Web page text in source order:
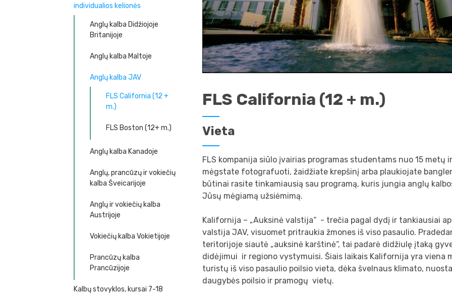
individualios kelionės
Anglų kalba Didžiojoje
Britanijoje
Anglų kalba Maltoje
Anglų kalba JAV
FLS California (12 +
m.)
FLS Boston (12+ m.)
Anglų kalba Kanadoje
Anglų, prancūzų ir vokiečių
kalba Šveicarijoje
Anglų ir vokiečių kalba
Austrijoje
Vokiečių kalba Vokietijoje
Prancūzų kalba
Prancūzijoje
Kalbų stovyklos, kursai 7-18
FLS California (12 + m.)
Vieta
FLS kompanija siūlo įvairias programas studentams nuo 15 metų
mėgstate fotografuoti, žaidžiate krepšinį arba plaukiojate
būtinai rasite tinkamiausią sau programą, kuris jungia anglų
Jūsų mėgiamą užsiėmimą.
Kalifornija – „Auksinė valstija“ - trečia pagal dydį ir tankiausiai
valstija JAV, visuomet pritraukia žmones iš viso pasaulio.
teritorijoje siautė „auksinė karštinė“, tai padarė didžiulę įtaką
didėjimui ir regiono vystymuisi. Šiais laikais Kalifornija yra viena
turistų iš viso pasaulio poilsio vieta, dėka švelnaus klimato,
daugybės poilsio ir pramogų vietų.